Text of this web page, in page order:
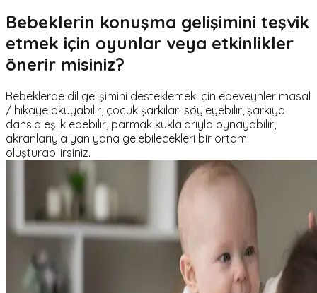
Bebeklerin konuşma gelişimini teşvik
etmek için oyunlar veya etkinlikler
önerir misiniz?
Bebeklerde dil gelişimini desteklemek için ebeveynler masal
/ hikaye okuyabilir, çocuk şarkıları söyleyebilir, şarkıya
dansla eşlik edebilir, parmak kuklalarıyla oynayabilir,
akranlarıyla yan yana gelebilecekleri bir ortam
oluşturabilirsiniz.